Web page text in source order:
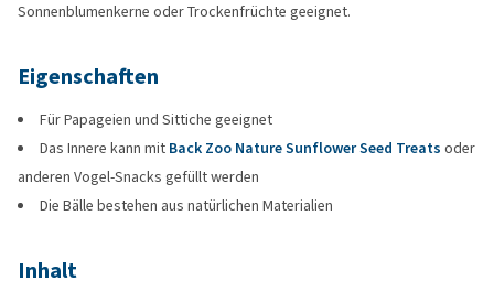
Sonnenblumenkerne oder Trockenfrüchte geeignet.
Eigenschaften
Für Papageien und Sittiche geeignet
Das Innere kann mit Back Zoo Nature Sunflower Seed Treats oder
anderen Vogel-Snacks gefüllt werden
Die Bälle bestehen aus natürlichen Materialien
Inhalt